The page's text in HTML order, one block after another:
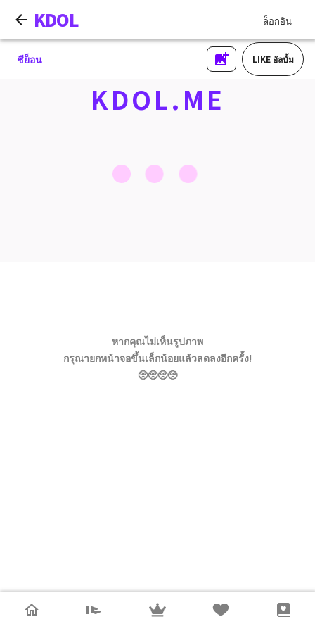
KDOL ล็อกอิน
ชีย็อน LIKE อัลบั้ม
KDOL.ME
หากคุณไม่เห็นรูปภาพ
กรุณายกหน้าจอขึ้นเล็กน้อยแล้วลดลงอีกครั้ง!
🥺🥺🥺🥺